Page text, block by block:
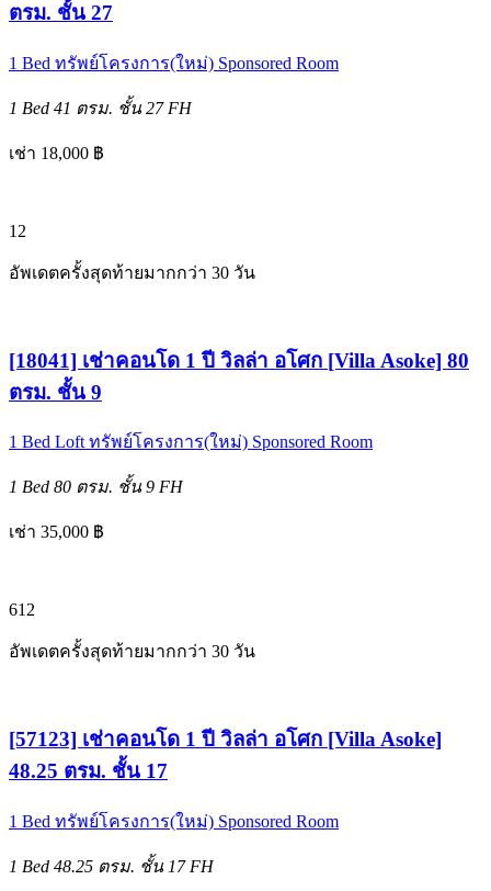
ตรม. ชั้น 27
1 Bed ทรัพย์โครงการ(ใหม่) Sponsored Room
1 Bed 41 ตรม. ชั้น 27 FH
เช่า 18,000 ฿
12
อัพเดตครั้งสุดท้ายมากกว่า 30 วัน
[18041] เช่าคอนโด 1 ปี วิลล่า อโศก [Villa Asoke] 80
ตรม. ชั้น 9
1 Bed Loft ทรัพย์โครงการ(ใหม่) Sponsored Room
1 Bed 80 ตรม. ชั้น 9 FH
เช่า 35,000 ฿
612
อัพเดตครั้งสุดท้ายมากกว่า 30 วัน
[57123] เช่าคอนโด 1 ปี วิลล่า อโศก [Villa Asoke]
48.25 ตรม. ชั้น 17
1 Bed ทรัพย์โครงการ(ใหม่) Sponsored Room
1 Bed 48.25 ตรม. ชั้น 17 FH